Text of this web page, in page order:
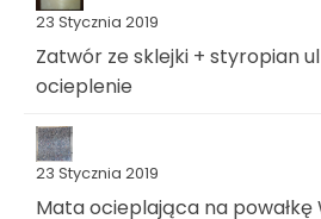
23 Stycznia 2019
Zatwór ze sklejki + styropian
ocieplenie
23 Stycznia 2019
Mata ocieplająca na